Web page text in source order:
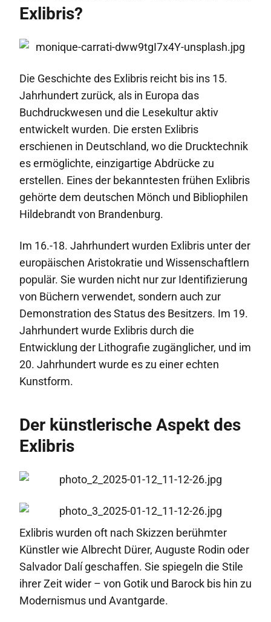
Exlibris?
Die Geschichte des Exlibris reicht bis ins 15.
Jahrhundert zurück, als in Europa das
Buchdruckwesen und die Lesekultur aktiv
entwickelt wurden. Die ersten Exlibris
erschienen in Deutschland, wo die Drucktechnik
es ermöglichte, einzigartige Abdrücke zu
erstellen. Eines der bekanntesten frühen Exlibris
gehörte dem deutschen Mönch und Bibliophilen
Hildebrandt von Brandenburg.
Im 16.-18. Jahrhundert wurden Exlibris unter der
europäischen Aristokratie und Wissenschaftlern
populär. Sie wurden nicht nur zur Identifizierung
von Büchern verwendet, sondern auch zur
Demonstration des Status des Besitzers. Im 19.
Jahrhundert wurde Exlibris durch die
Entwicklung der Lithografie zugänglicher, und im
20. Jahrhundert wurde es zu einer echten
Kunstform.
Der künstlerische Aspekt des
Exlibris
Exlibris wurden oft nach Skizzen berühmter
Künstler wie Albrecht Dürer, Auguste Rodin oder
Salvador Dalí geschaffen. Sie spiegeln die Stile
ihrer Zeit wider – von Gotik und Barock bis hin zu
Modernismus und Avantgarde.